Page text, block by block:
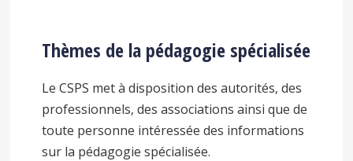
Thèmes de la pédagogie spécialisée
Le CSPS met à disposition des autorités, des
professionnels, des associations ainsi que de
toute personne intéressée des informations
sur la pédagogie spécialisée.